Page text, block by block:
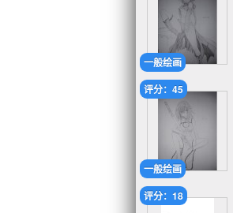
一般绘画
一般绘画
评分：45
评分：18